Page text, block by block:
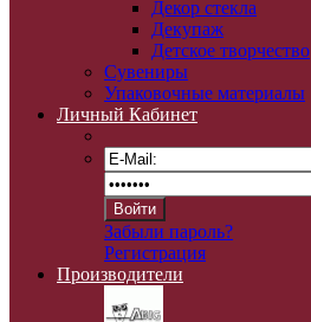
Декор стекла
Декупаж
Детское творчество
Сувениры
Упаковочные материалы
Личный Кабинет
Забыли пароль?
Регистрация
Производители